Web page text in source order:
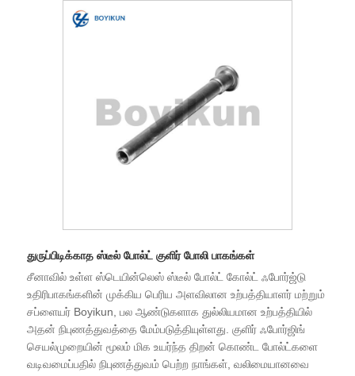
துருப்பிடிக்காத ஸ்டீல் போல்ட் குளிர் போலி பாகங்கள்
சீனாவில் உள்ள ஸ்டெயின்லெஸ் ஸ்டீல் போல்ட் கோல்ட் ஃபோர்ஜ்டு
உதிரிபாகங்களின் முக்கிய பெரிய அளவிலான உற்பத்தியாளர் மற்றும்
சப்ளையர் Boyikun, பல ஆண்டுகளாக துல்லியமான உற்பத்தியில்
அதன் நிபுணத்துவத்தை மேம்படுத்தியுள்ளது. குளிர் ஃபோர்ஜிங்
செயல்முறையின் மூலம் மிக உயர்ந்த திறன் கொண்ட போல்ட்களை
வடிவமைப்பதில் நிபுணத்துவம் பெற்ற நாங்கள், வலிமையானவை